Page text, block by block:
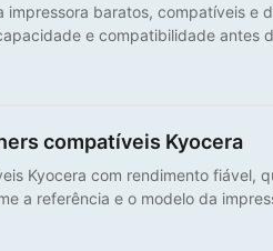
impressora baratos, compatíveis e
e compatibilidade antes
compatíveis Kyocera
Kyocera com rendimento fiável,
a referência e o modelo da